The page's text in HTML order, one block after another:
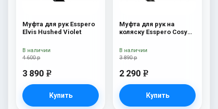
Муфта для рук Esspero
Elvis Hushed Violet
4 600 р
3 890 e
Купить
В наличии
Муфта для рук на
коляску Esspero Cosy
3 890 р
2 290 e
Купить
В наличии